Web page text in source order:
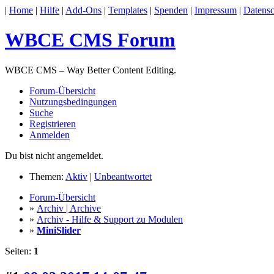
| Home | Hilfe | Add-Ons | Templates | Spenden | Impressum |
WBCE CMS Forum
WBCE CMS – Way Better Content Editing.
Forum-Übersicht
Nutzungsbedingungen
Suche
Registrieren
Anmelden
Du bist nicht angemeldet.
Themen: Aktiv | Unbeantwortet
Forum-Übersicht
» Archiv | Archive
» Archiv - Hilfe & Support zu Modulen
» MiniSlider
Seiten: 1